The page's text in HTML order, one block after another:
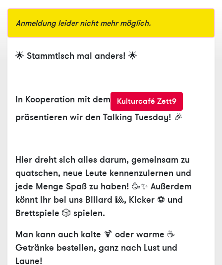
Anmeldung leider nicht mehr möglich.
🌟 Stammtisch mal anders! 🌟
In Kooperation mit dem Kulturcafé Zett9
präsentieren wir den Talking Tuesday! 🎉
Hier dreht sich alles darum, gemeinsam zu
quatschen, neue Leute kennenzulernen und
jede Menge Spaß zu haben! 🥳✨ Außerdem
könnt ihr bei uns Billard 🎱, Kicker ⚽️ und
Brettspiele 🎲 spielen.
Man kann auch kalte 🍹 oder warme ☕️
Getränke bestellen, ganz nach Lust und
Laune!